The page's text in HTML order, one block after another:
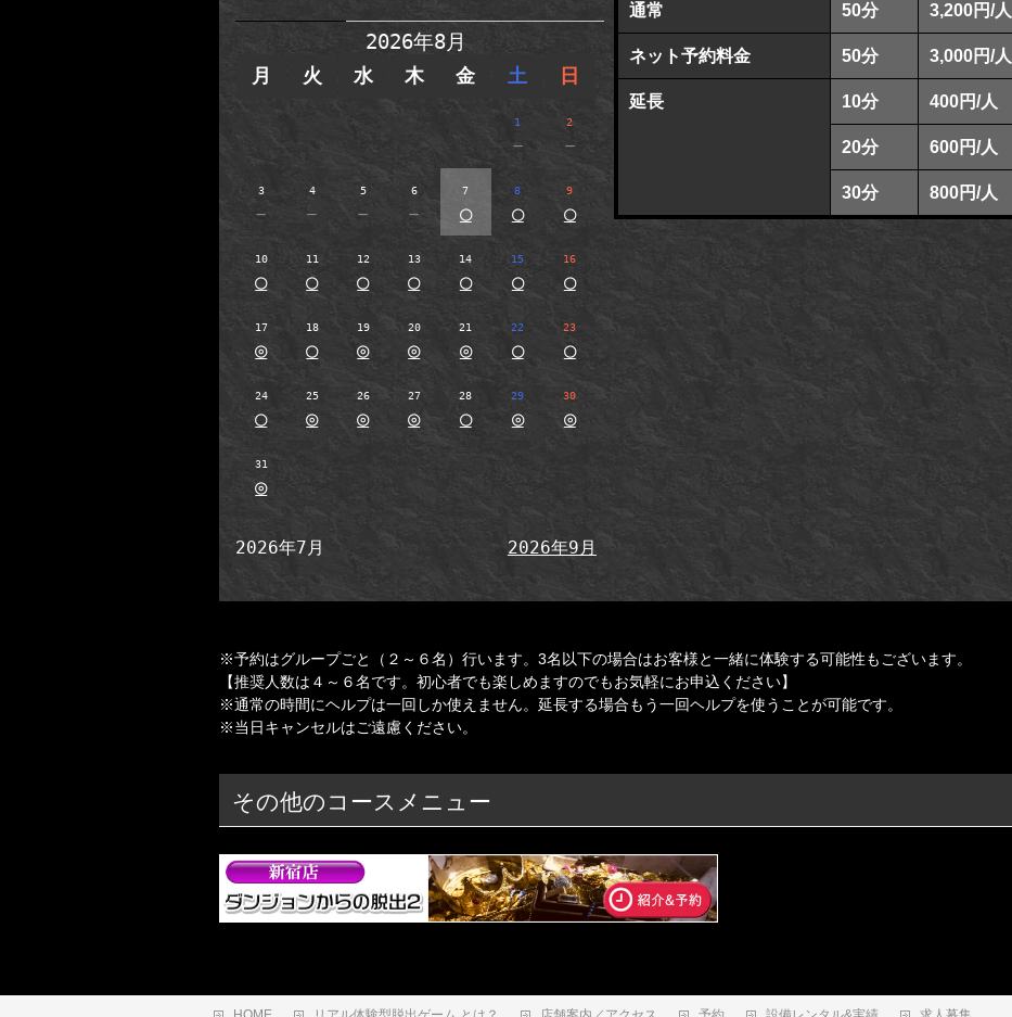
2026年8月
月 火 水 木 金 土 日
1
－
2
－
3
－
4
－
5
－
6
－
7
○
8
○
9
○
10
○
11
○
12
○
13
○
14
○
15
○
16
○
17
◎
18
○
19
◎
20
◎
21
◎
22
○
23
○
24
○
25
◎
26
◎
27
◎
28
○
29
◎
30
◎
31
◎
2026年7月 2026年9月
通常 50分 3,200円/人
ネット予約料金 50分 3,000円/人
延長 10分 400円/人
20分 600円/人
30分 800円/人
※予約はグループごと（２～６名）行います。3名以下の場合はお客様と一緒に体験する可能性もございます。
【推奨人数は４～６名です。初心者でも楽しめますのでもお気軽にお申込ください】
※通常の時間にヘルプは一回しか使えません。延長する場合もう一回ヘルプを使うことが可能です。
※当日キャンセルはご遠慮ください。
その他のコースメニュー